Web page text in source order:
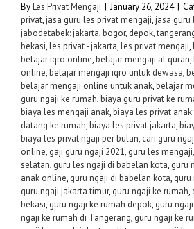
ByLes Privat Mengaji January 26, 2024
privat,jasa guru les privat mengaji,jasa guru
jabodetabek: jakarta, bogor, depok,
bekasi,les privat - jakarta,les privat mengaji,
belajar iqro online,belajar mengaji al quran,
online,belajar mengaji iqro untuk dewasa,
belajar mengaji online untuk anak,belajar
guru ngaji ke rumah,biaya guru privat ke
biaya les mengaji anak,biaya les privat anak
datang ke rumah,biaya les privat jakarta,
biaya les privat ngaji per bulan, cari guru
online, gaji guru ngaji 2021, guru les mengaji,
selatan, guru les ngaji di babelan kota, guru
anak online, guru ngaji di babelan kota, guru
guru ngaji jakarta timur, guru ngaji ke rumah,
bekasi, guru ngaji ke rumah depok, guru
ngaji ke rumah di Tangerang, guru ngaji ke